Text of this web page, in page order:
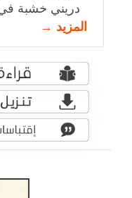
دريني خشبة في
المزيد →